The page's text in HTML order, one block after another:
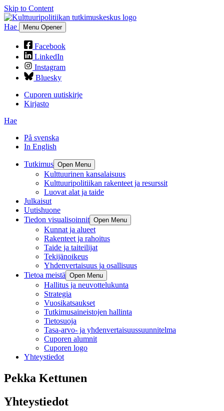
Skip to Content
Hae Menu Opener
Facebook
LinkedIn
Instagram
Bluesky
Cuporen uutiskirje
Kirjasto
Hae
På svenska
In English
Tutkimus Open Menu
Kulttuurinen kansalaisuus
Kulttuuripolitiikan rakenteet ja resurssit
Luovat alat ja taide
Julkaisut
Uutishuone
Tiedon visualisoinnit Open Menu
Kunnat ja alueet
Rakenteet ja rahoitus
Taide ja taiteilijat
Tekijänoikeus
Yhdenvertaisuus ja osallisuus
Tietoa meistä Open Menu
Hallitus ja neuvottelukunta
Strategia
Vuosikatsaukset
Tutkimusaineistojen hallinta
Tietosuoja
Tasa-arvo- ja yhdenvertaisuussuunnitelma
Cuporen alumnit
Cuporen logo
Yhteystiedot
Pekka Kettunen
Yhteystiedot